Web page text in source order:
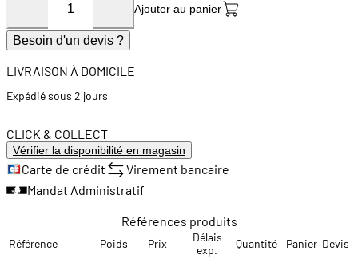
Ajouter au panier
Besoin d'un devis ?
LIVRAISON À DOMICILE
Expédié sous 2 jours
CLICK & COLLECT
Vérifier la disponibilité en magasin
Carte de crédit
Virement bancaire
Mandat Administratif
Références produits
Référence Poids Prix
Délais
exp.
Quantité Panier Devis